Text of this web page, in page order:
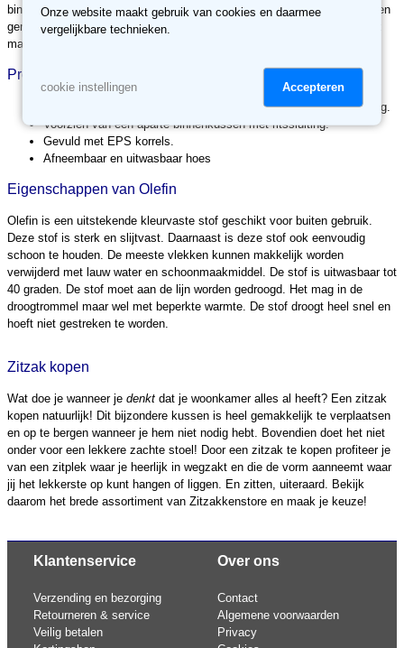
binnenvoering. Hierdoor kan de buitenhoes kan eenvoudig schoon worden
gemaakt met een natte doek of worden gewassen in de wasmachine tot
maximaal 30 graden Celsius.
Product specificaties
Voorzien van een sterke klittenband en kindvriendelijke ritssluiting.
Voorzien van een aparte binnenkussen met ritssluiting.
Gevuld met EPS korrels.
Afneembaar en uitwasbaar hoes
Eigenschappen van Olefin
Olefin is een uitstekende kleurvaste stof geschikt voor buiten gebruik.
Deze stof is sterk en slijtvast. Daarnaast is deze stof ook eenvoudig
schoon te houden. De meeste vlekken kunnen makkelijk worden
verwijderd met lauw water en schoonmaakmiddel. De stof is uitwasbaar tot
40 graden. De stof moet aan de lijn worden gedroogd. Het mag in de
droogtrommel maar wel met beperkte warmte. De stof droogt heel snel en
hoeft niet gestreken te worden.
Zitzak kopen
Wat doe je wanneer je denkt dat je woonkamer alles al heeft? Een zitzak
kopen natuurlijk! Dit bijzondere kussen is heel gemakkelijk te verplaatsen
en op te bergen wanneer je hem niet nodig hebt. Bovendien doet het niet
onder voor een lekkere zachte stoel! Door een zitzak te kopen profiteer je
van een zitplek waar je heerlijk in wegzakt en die de vorm aanneemt waar
jij het lekkerste op kunt hangen of liggen. En zitten, uiteraard. Bekijk
daarom het brede assortiment van Zitzakkenstore en maak je keuze!
Klantenservice
Verzending en bezorging
Retourneren & service
Veilig betalen
Over ons
Contact
Algemene voorwaarden
Privacy
Onze website maakt gebruik van cookies en daarmee
vergelijkbare technieken.
cookie instellingen Accepteren